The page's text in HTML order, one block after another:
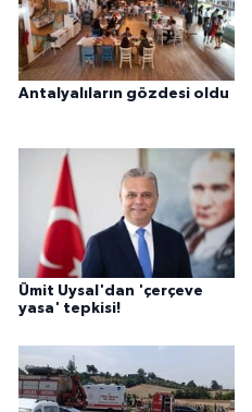
Antalyalıların gözdesi oldu
Ümit Uysal'dan 'çerçeve
yasa' tepkisi!